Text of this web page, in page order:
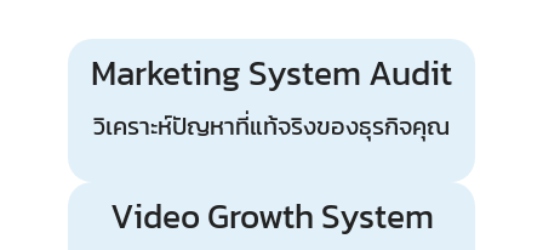
Marketing System Audit
วิเคราะห์ปัญหาที่แท้จริงของธุรกิจคุณ
Video Growth System